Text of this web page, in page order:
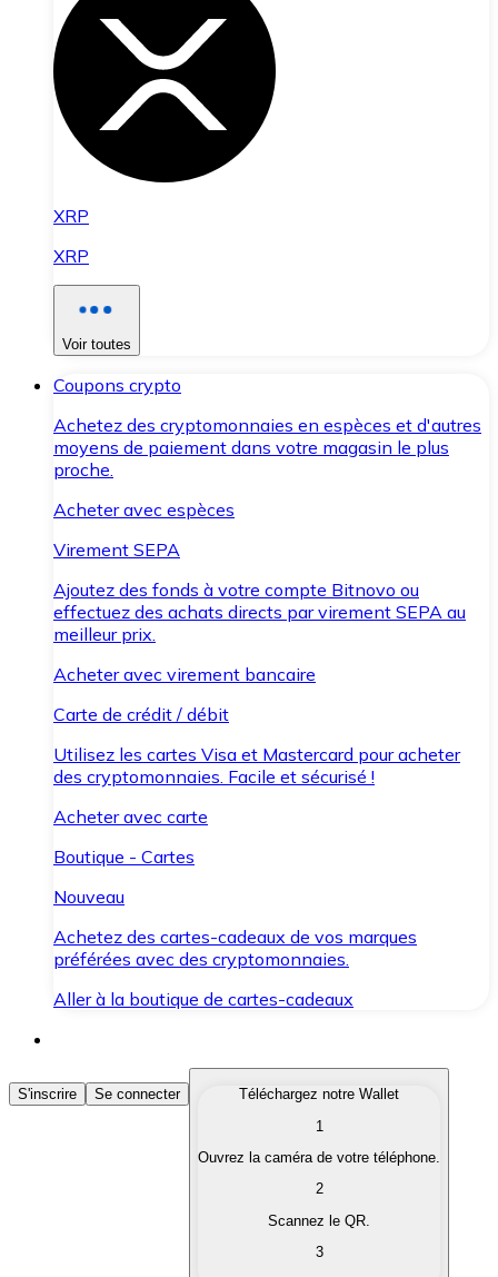
XRP
XRP
Voir toutes
Coupons crypto
Achetez des cryptomonnaies en espèces et d'autres
moyens de paiement dans votre magasin le plus
proche.
Acheter avec espèces
Virement SEPA
Ajoutez des fonds à votre compte Bitnovo ou
effectuez des achats directs par virement SEPA au
meilleur prix.
Acheter avec virement bancaire
Carte de crédit / débit
Utilisez les cartes Visa et Mastercard pour acheter
des cryptomonnaies. Facile et sécurisé !
Acheter avec carte
Boutique - Cartes
Nouveau
Achetez des cartes-cadeaux de vos marques
préférées avec des cryptomonnaies.
Aller à la boutique de cartes-cadeaux
Acheter des Cryptomonnaies
Achetez les cryptomonnaies qui vous intéressent
Convertissez vos cryptomonnaies en monnaie
S'inscrire Se connecter
Téléchargez notre Wallet
1
Ouvrez la caméra de votre téléphone.
2
Scannez le QR.
3